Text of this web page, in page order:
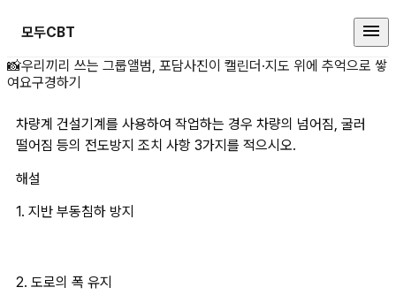
모두CBT
차량계 건설기계를 사용하여 작업
📸우리끼리 쓰는 그룹앨범, 포담사진이 캘린더·지도 위에 추억으로 쌓
여요구경하기
차량계 건설기계를 사용하여 작업하는 경우 차량의 넘어짐, 굴러
떨어짐 등의 전도방지 조치 사항 3가지를 적으시오.
해설
1. 지반 부동침하 방지
2. 도로의 폭 유지